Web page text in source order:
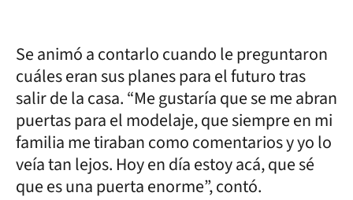
Se animó a contarlo cuando le preguntaron
cuáles eran sus planes para el futuro tras
salir de la casa. “Me gustaría que se me abran
puertas para el modelaje, que siempre en mi
familia me tiraban como comentarios y yo lo
veía tan lejos. Hoy en día estoy acá, que sé
que es una puerta enorme”, contó.